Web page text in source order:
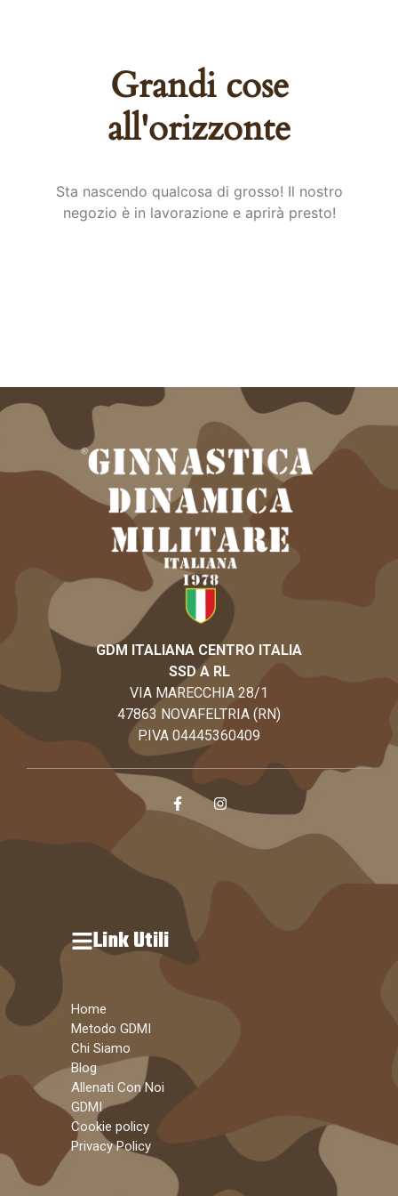
Grandi cose
all'orizzonte
Sta nascendo qualcosa di grosso! Il nostro
negozio è in lavorazione e aprirà presto!
GDM ITALIANA CENTRO ITALIA
SSD A RL
VIA MARECCHIA 28/1
47863 NOVAFELTRIA (RN)
P.IVA 04445360409
Link Utili
Home
Metodo GDMI
Chi Siamo
Blog
Allenati Con Noi
GDMI
Cookie policy
Privacy Policy